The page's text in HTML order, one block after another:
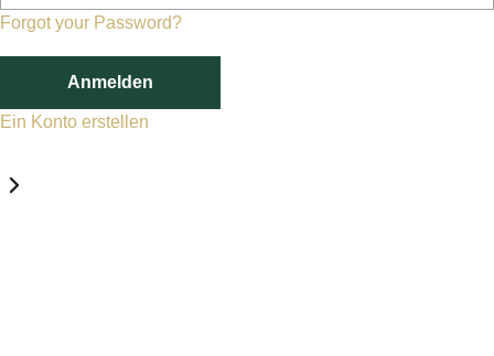
Forgot your Password?
Anmelden
Ein Konto erstellen